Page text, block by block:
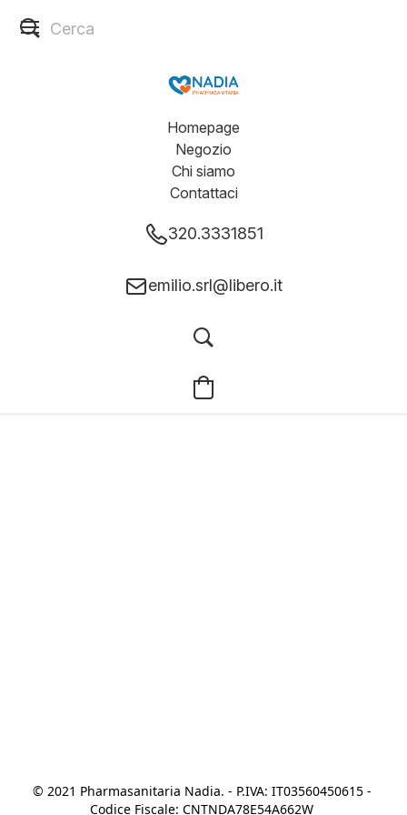
Homepage
Negozio
Chi siamo
Contattaci
320.3331851
emilio.srl@libero.it
© 2021 Pharmasanitaria Nadia. - P.IVA: IT03560450615 -
Codice Fiscale: CNTNDA78E54A662W